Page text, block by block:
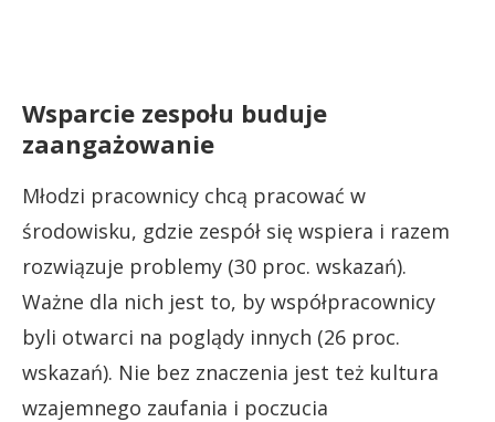
Wsparcie zespołu buduje
zaangażowanie
Młodzi pracownicy chcą pracować w
środowisku, gdzie zespół się wspiera i razem
rozwiązuje problemy (30 proc. wskazań).
Ważne dla nich jest to, by współpracownicy
byli otwarci na poglądy innych (26 proc.
wskazań). Nie bez znaczenia jest też kultura
wzajemnego zaufania i poczucia